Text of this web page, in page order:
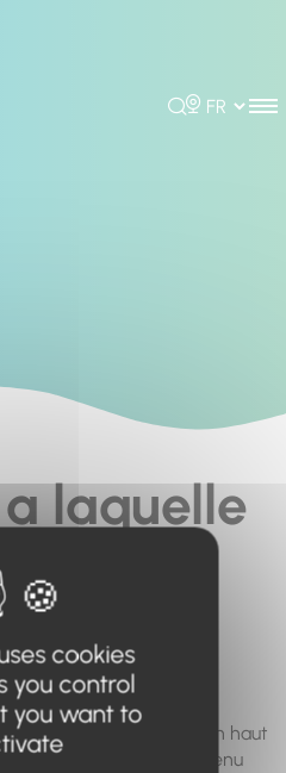
Rechercher
Choisir la
laquelle
à
n'existe
plus.
moteur de recherche en haut
pour trouver le contenu
cookies
you control
you want to